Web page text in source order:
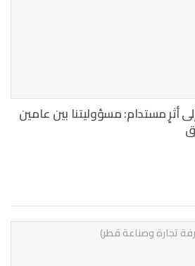
أثرٍ مستدام: مسؤوليتنا بين عامين